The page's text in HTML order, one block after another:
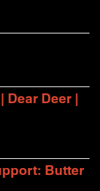
Dear Deer |
Butter